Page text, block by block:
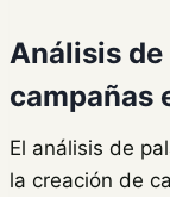
Análisis
campañas
El análisis de
la creación de